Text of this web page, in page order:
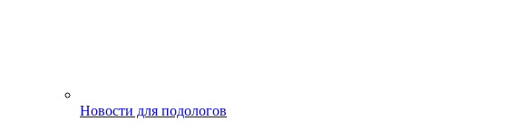
Новости для подологов